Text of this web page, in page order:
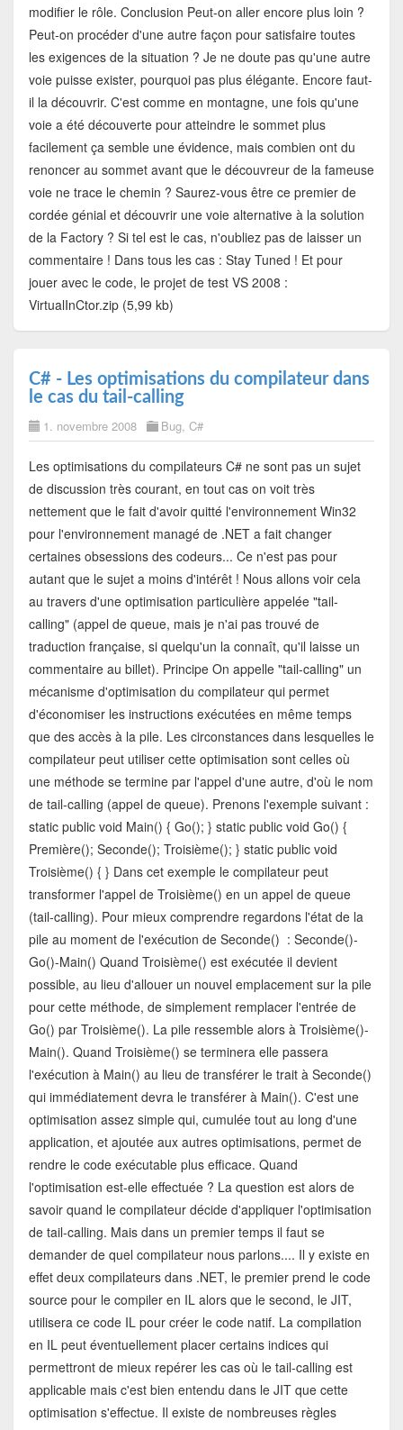
modifier le rôle. Conclusion Peut-on aller encore plus loin ?
Peut-on procéder d'une autre façon pour satisfaire toutes
les exigences de la situation ? Je ne doute pas qu'une autre
voie puisse exister, pourquoi pas plus élégante. Encore faut-
il la découvrir. C'est comme en montagne, une fois qu'une
voie a été découverte pour atteindre le sommet plus
facilement ça semble une évidence, mais combien ont du
renoncer au sommet avant que le découvreur de la fameuse
voie ne trace le chemin ? Saurez-vous être ce premier de
cordée génial et découvrir une voie alternative à la solution
de la Factory ? Si tel est le cas, n'oubliez pas de laisser un
commentaire ! Dans tous les cas : Stay Tuned ! Et pour
jouer avec le code, le projet de test VS 2008 :
VirtualInCtor.zip (5,99 kb)
C# - Les optimisations du compilateur dans
le cas du tail-calling
1. novembre 2008 Bug, C#
Les optimisations du compilateurs C# ne sont pas un sujet
de discussion très courant, en tout cas on voit très
nettement que le fait d'avoir quitté l'environnement Win32
pour l'environnement managé de .NET a fait changer
certaines obsessions des codeurs... Ce n'est pas pour
autant que le sujet a moins d'intérêt ! Nous allons voir cela
au travers d'une optimisation particulière appelée "tail-
calling" (appel de queue, mais je n'ai pas trouvé de
traduction française, si quelqu'un la connaît, qu'il laisse un
commentaire au billet). Principe On appelle "tail-calling" un
mécanisme d'optimisation du compilateur qui permet
d'économiser les instructions exécutées en même temps
que des accès à la pile. Les circonstances dans lesquelles le
compilateur peut utiliser cette optimisation sont celles où
une méthode se termine par l'appel d'une autre, d'où le nom
de tail-calling (appel de queue). Prenons l'exemple suivant :
static public void Main() { Go(); } static public void Go() {
Première(); Seconde(); Troisième(); } static public void
Troisième() { } Dans cet exemple le compilateur peut
transformer l'appel de Troisième() en un appel de queue
(tail-calling). Pour mieux comprendre regardons l'état de la
pile au moment de l'exécution de Seconde() : Seconde()-
Go()-Main() Quand Troisième() est exécutée il devient
possible, au lieu d'allouer un nouvel emplacement sur la pile
pour cette méthode, de simplement remplacer l'entrée de
Go() par Troisième(). La pile ressemble alors à Troisième()-
Main(). Quand Troisième() se terminera elle passera
l'exécution à Main() au lieu de transférer le trait à Seconde()
qui immédiatement devra le transférer à Main(). C'est une
optimisation assez simple qui, cumulée tout au long d'une
application, et ajoutée aux autres optimisations, permet de
rendre le code exécutable plus efficace. Quand
l'optimisation est-elle effectuée ? La question est alors de
savoir quand le compilateur décide d'appliquer l'optimisation
de tail-calling. Mais dans un premier temps il faut se
demander de quel compilateur nous parlons.... Il y existe en
effet deux compilateurs dans .NET, le premier prend le code
source pour le compiler en IL alors que le second, le JIT,
utilisera ce code IL pour créer le code natif. La compilation
en IL peut éventuellement placer certains indices qui
permettront de mieux repérer les cas où le tail-calling est
applicable mais c'est bien entendu dans le JIT que cette
optimisation s'effectue. Il existe de nombreuses règles